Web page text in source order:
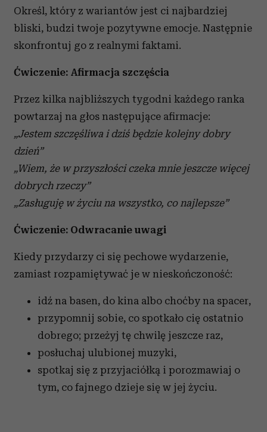
Określ, który z wariantów jest ci najbardziej
bliski, budzi twoje pozytywne emocje. Następnie
skonfrontuj go z realnymi faktami.
Ćwiczenie: Afirmacja szczęścia
Przez kilka najbliższych tygodni każdego ranka
powtarzaj na głos następujące afirmacje:
„Jestem szczęśliwa i dziś będzie kolejny dobry
dzień”
„Wiem, że w przyszłości czeka mnie jeszcze więcej
dobrych rzeczy”
„Zasługuję w życiu na wszystko, co najlepsze”
Ćwiczenie: Odwracanie uwagi
Kiedy przydarzy ci się pechowe wydarzenie,
zamiast rozpamiętywać je w nieskończoność:
idź na basen, do kina albo choćby na spacer,
przypomnij sobie, co spotkało cię ostatnio
dobrego; przeżyj tę chwilę jeszcze raz,
posłuchaj ulubionej muzyki,
spotkaj się z przyjaciółką i porozmawiaj o
tym, co fajnego dzieje się w jej życiu.